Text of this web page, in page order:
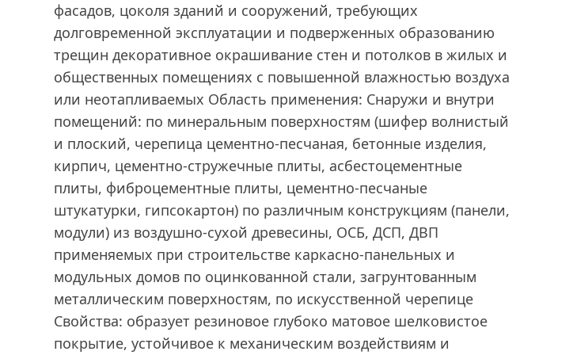
фасадов, цоколя зданий и сооружений, требующих
долговременной эксплуатации и подверженных образованию
трещин декоративное окрашивание стен и потолков в жилых и
общественных помещениях с повышенной влажностью воздуха
или неотапливаемых Область применения: Снаружи и внутри
помещений: по минеральным поверхностям (шифер волнистый
и плоский, черепица цементно-песчаная, бетонные изделия,
кирпич, цементно-стружечные плиты, асбестоцементные
плиты, фиброцементные плиты, цементно-песчаные
штукатурки, гипсокартон) по различным конструкциям (панели,
модули) из воздушно-сухой древесины, ОСБ, ДСП, ДВП
применяемых при строительстве каркасно-панельных и
модульных домов по оцинкованной стали, загрунтованным
металлическим поверхностям, по искусственной черепице
Свойства: образует резиновое глубоко матовое шелковистое
покрытие, устойчивое к механическим воздействиям и